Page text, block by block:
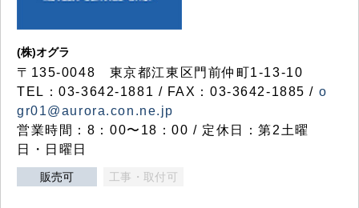
(株)オグラ
〒135-0048 東京都江東区門前仲町1-13-10
TEL：03-3642-1881 / FAX：03-3642-1885 / o
gr01@aurora.con.ne.jp
営業時間：8：00〜18：00 / 定休日：第2土曜
日・日曜日
販売可 工事・取付可